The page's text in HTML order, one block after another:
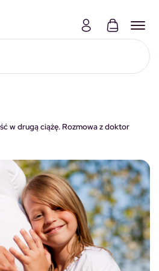
w drugą ciążę. Rozmowa z doktor